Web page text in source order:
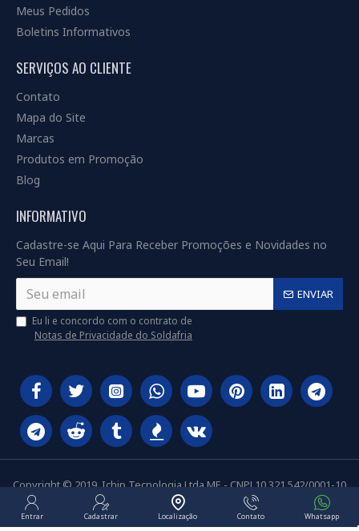
Meus Pedidos
Boletins Informativos
SERVIÇOS AO CLIENTE
Contato
Mapa do Site
Marcas
Produtos em Promoção
Blog
INFORMATIVO
Cadastre-se Aqui Para Receber Promoções e Novidades no
Seu Email!
ENVIAR
Eu li e concordo com o contrato de
Notas de Privacidade do Soldafria
Copyright © 2019, Ichip Tecnologia Ltda ME - CNPJ 10.321.542/0001-10
Entrar Cadastrar Localização Contato Whatsapp